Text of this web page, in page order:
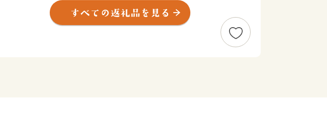
れたまちづくりに取り組んでいます。
ご寄附をご検討いただいた機会ではございますが、これを機に、